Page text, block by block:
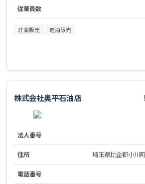
従業員数
灯油販売 軽油販売
株式会社奥平石油店
法人番号
住所 埼玉県比企郡小川
電話番号